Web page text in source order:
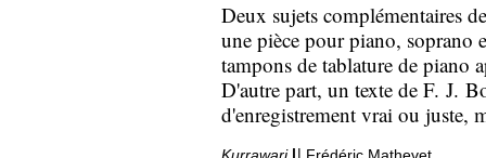
Deux sujets complémentaires
une pièce pour piano, soprano
tampons de tablature de piano
D'autre part, un texte de F. J.
d'enregistrement vrai ou juste,
||